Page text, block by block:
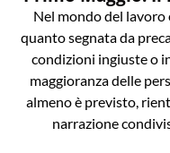
Nel mondo del lavoro
quanto segnata da
condizioni ingiuste o
maggioranza delle
almeno è previsto,
narrazione